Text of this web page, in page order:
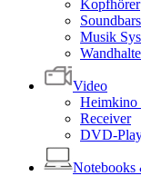
Kopfhörer
Soundbars
Musik
Video
Heimkino
Receiver
DVD-
Notebooks